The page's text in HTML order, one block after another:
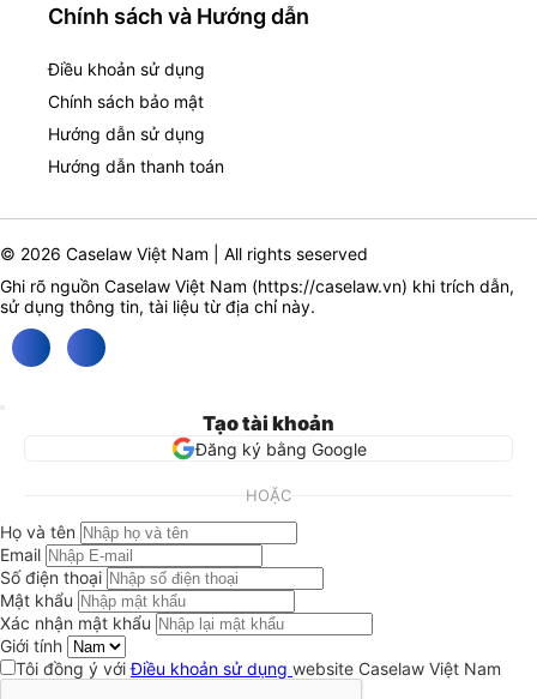
Chính sách và Hướng dẫn
Điều khoản sử dụng
Chính sách bảo mật
Hướng dẫn sử dụng
Hướng dẫn thanh toán
© 2026 Caselaw Việt Nam | All rights seserved
Ghi rõ nguồn Caselaw Việt Nam (https://caselaw.vn) khi trích dẫn,
sử dụng thông tin, tài liệu từ địa chỉ này.
Tạo tài khoản
Đăng ký bằng Google
HOẶC
Họ và tên
Email
Số điện thoại
Mật khẩu
Xác nhận mật khẩu
Giới tính
Tôi đồng ý vớiĐiều khoản sử dụng website Caselaw Việt Nam